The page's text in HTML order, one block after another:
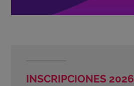
INSCRIPCIONES 2026